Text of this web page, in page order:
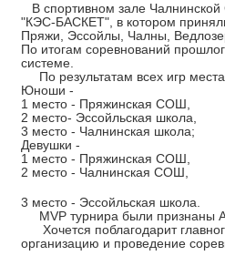
В спортивном зале
"КЭС-БАСКЕТ", в котором
Пряжи, Эссойлы, Чалны,
По итогам соревнований
системе.
По результатам всех игр
Юноши -
1 место - Пряжинская СОШ,
2 место- Эссойльская школа,
3 место - Чалнинская школа;
Девушки -
1 место - Пряжинская СОШ,
2 место - Чалнинская СОШ,
3 место - Эссойльская школа.
MVP турнира были признаны
Хочется поблагодарит
организацию и проведение